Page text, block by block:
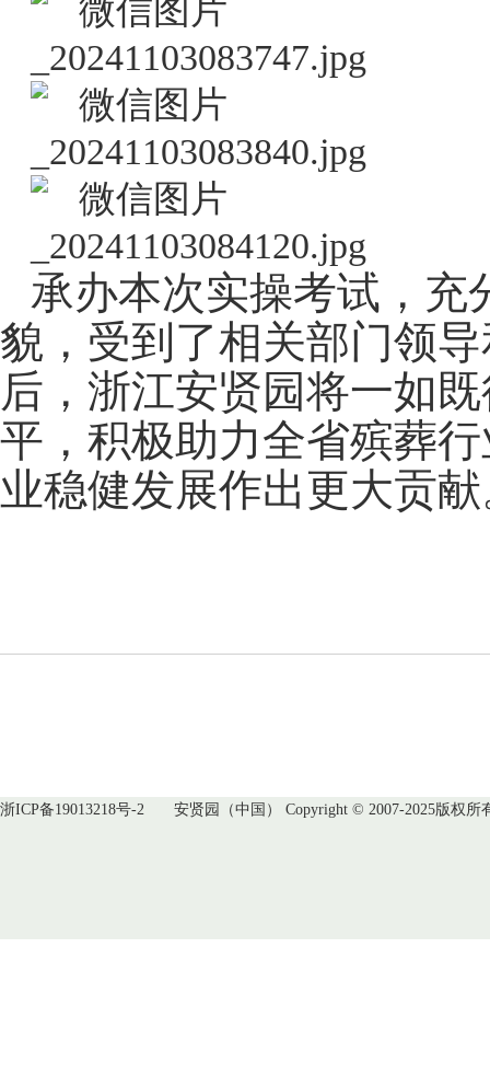
承办本次实操考试，充
貌，受到了相关部门领
后，浙江安贤园将一如
平，积极助力全省殡葬
业稳健发展作出更大贡
浙ICP备19013218号-2 安贤园（中国） Copyright © 2007-2025版权所